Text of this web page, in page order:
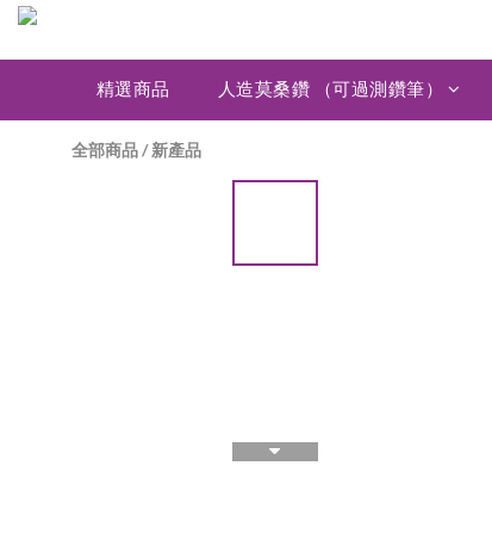
精選商品 人造莫桑鑽 （可過測鑽筆）
全部商品/新產品